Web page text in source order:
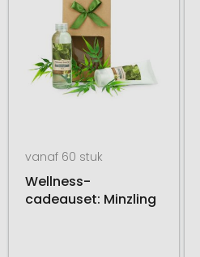
vanaf 60 stuk
Wellness-
cadeauset: Minzling